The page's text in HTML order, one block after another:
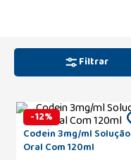
Filtrar
-12%
Codein 3mg/ml Solução
Oral Com 120ml